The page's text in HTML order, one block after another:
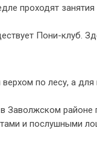
проходят
Пони-клуб.
по лесу, а
и послушными